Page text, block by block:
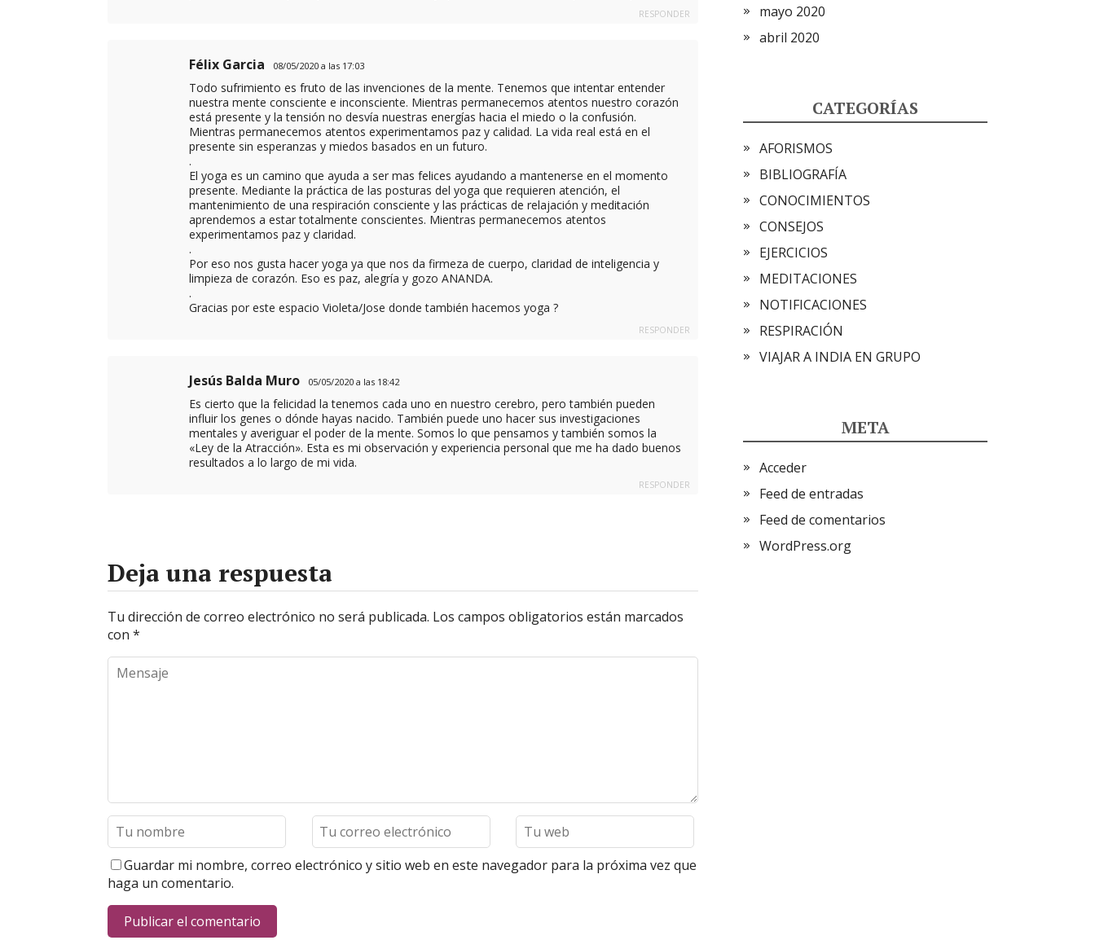
RESPONDER
Félix Garcia 08/05/2020 a las 17:03
Todo sufrimiento es fruto de las invenciones de la mente. Tenemos que intentar entender
nuestra mente consciente e inconsciente. Mientras permanecemos atentos nuestro corazón
está presente y la tensión no desvía nuestras energías hacia el miedo o la confusión.
Mientras permanecemos atentos experimentamos paz y calidad. La vida real está en el
presente sin esperanzas y miedos basados en un futuro.
.
El yoga es un camino que ayuda a ser mas felices ayudando a mantenerse en el momento
presente. Mediante la práctica de las posturas del yoga que requieren atención, el
mantenimiento de una respiración consciente y las prácticas de relajación y meditación
aprendemos a estar totalmente conscientes. Mientras permanecemos atentos
experimentamos paz y claridad.
.
Por eso nos gusta hacer yoga ya que nos da firmeza de cuerpo, claridad de inteligencia y
limpieza de corazón. Eso es paz, alegría y gozo ANANDA.
.
Gracias por este espacio Violeta/Jose donde también hacemos yoga ?
RESPONDER
Jesús Balda Muro 05/05/2020 a las 18:42
Es cierto que la felicidad la tenemos cada uno en nuestro cerebro, pero también pueden
influir los genes o dónde hayas nacido. También puede uno hacer sus investigaciones
mentales y averiguar el poder de la mente. Somos lo que pensamos y también somos la
«Ley de la Atracción». Esta es mi observación y experiencia personal que me ha dado buenos
resultados a lo largo de mi vida.
RESPONDER
Deja una respuesta
Tu dirección de correo electrónico no será publicada. Los campos obligatorios están marcados
con *
Guardar mi nombre, correo electrónico y sitio web en este navegador para la próxima vez que
haga un comentario.
mayo 2020
abril 2020
CATEGORÍAS
AFORISMOS
BIBLIOGRAFÍA
CONOCIMIENTOS
CONSEJOS
EJERCICIOS
MEDITACIONES
NOTIFICACIONES
RESPIRACIÓN
VIAJAR A INDIA EN GRUPO
META
Acceder
Feed de entradas
Feed de comentarios
WordPress.org